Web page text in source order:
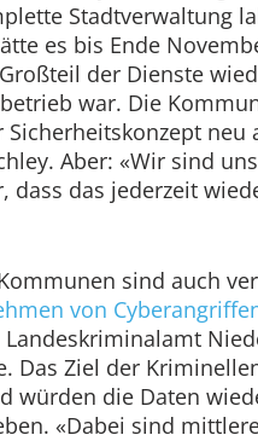
Stadtverwaltung
es bis Ende
der Dienste
war. Die
Sicherheitskonzept neu
Aber: «Wir sind
dass das jederzeit
sind auch
von
Landeskriminalamt
Das Ziel der
würden die Daten
«Dabei sind